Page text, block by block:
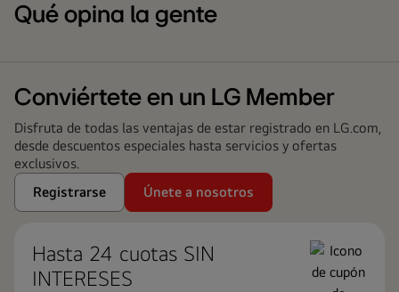
Qué opina la gente
Conviértete en un LG Member
Disfruta de todas las ventajas de estar registrado en LG.com,
desde descuentos especiales hasta servicios y ofertas
exclusivos.
Registrarse
Únete a nosotros
Hasta 24 cuotas ​SIN
INTERESES